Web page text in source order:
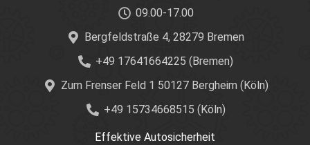
09.00-17.00
Bergfeldstraße 4, 28279 Bremen
+49 17641664225 (Bremen)
Zum Frenser Feld 1 50127 Bergheim (Köln)
+49 15734668515 (Köln)
Effektive Autosicherheit